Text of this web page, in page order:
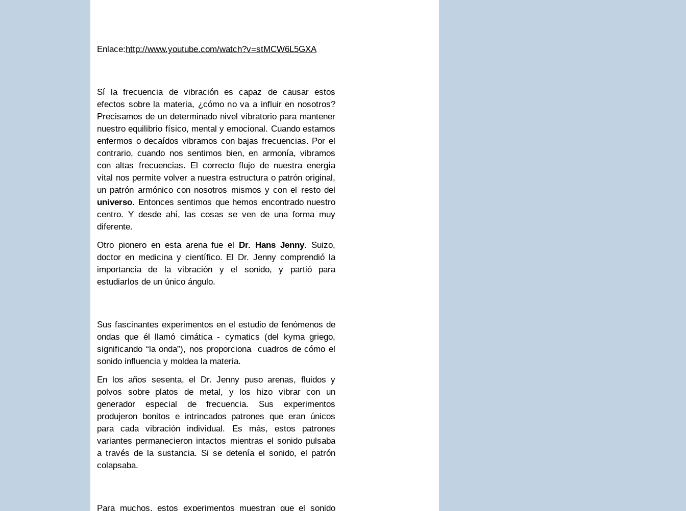
Enlace:http://www.youtube.com/watch?v=stMCW6L5GXA
Sí la frecuencia de vibración es capaz de causar estos
efectos sobre la materia, ¿cómo no va a influir en nosotros?
Precisamos de un determinado nivel vibratorio para mantener
nuestro equilibrio físico, mental y emocional. Cuando estamos
enfermos o decaídos vibramos con bajas frecuencias. Por el
contrario, cuando nos sentimos bien, en armonía, vibramos
con altas frecuencias. El correcto flujo de nuestra energía
vital nos permite volver a nuestra estructura o patrón original,
un patrón armónico con nosotros mismos y con el resto del
universo. Entonces sentimos que hemos encontrado nuestro
centro. Y desde ahí, las cosas se ven de una forma muy
diferente.
Otro pionero en esta arena fue el Dr. Hans Jenny. Suizo,
doctor en medicina y científico. El Dr. Jenny comprendió la
importancia de la vibración y el sonido, y partió para
estudiarlos de un único ángulo.
Sus fascinantes experimentos en el estudio de fenómenos de
ondas que él llamó cimática - cymatics (del kyma griego,
significando “la onda”), nos proporciona cuadros de cómo el
sonido influencia y moldea la materia.
En los años sesenta, el Dr. Jenny puso arenas, fluidos y
polvos sobre platos de metal, y los hizo vibrar con un
generador especial de frecuencia. Sus experimentos
produjeron bonitos e intrincados patrones que eran únicos
para cada vibración individual. Es más, estos patrones
variantes permanecieron intactos mientras el sonido pulsaba
a través de la sustancia. Si se detenía el sonido, el patrón
colapsaba.
Para muchos, estos experimentos muestran que el sonido